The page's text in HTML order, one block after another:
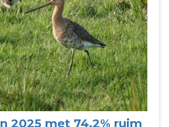
2025 met 74,2% ruim